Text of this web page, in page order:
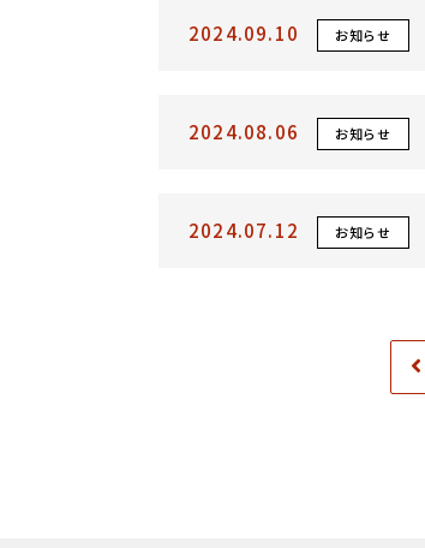
2024.09.10 お知らせ
2024.08.06 お知らせ
2024.07.12 お知らせ